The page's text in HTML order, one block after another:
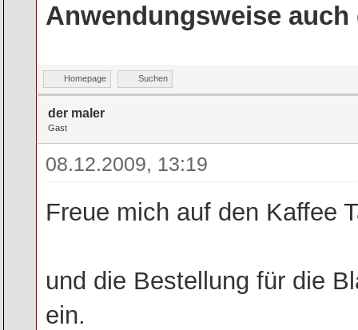
Anwendungsweise auch
Homepage Suchen
der maler
Gast
08.12.2009, 13:19
Freue mich auf den Kaffee
und die Bestellung für die
ein.